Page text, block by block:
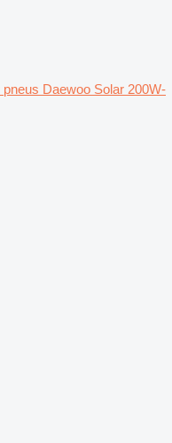
pneus Daewoo Solar 200W-